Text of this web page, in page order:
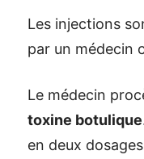
Les injections
par un médecin
Le médecin
toxine botulique
en deux